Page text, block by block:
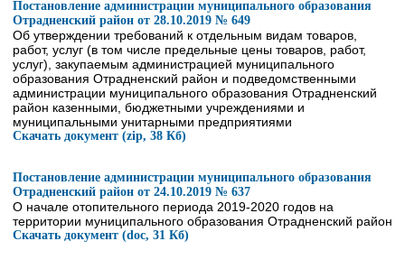
Постановление администрации муниципального образования
Отрадненский район от 28.10.2019 № 649
Об утверждении требований к отдельным видам товаров,
работ, услуг (в том числе предельные цены товаров, работ,
услуг), закупаемым администрацией муниципального
образования Отрадненский район и подведомственными
администрации муниципального образования Отрадненский
район казенными, бюджетными учреждениями и
муниципальными унитарными предприятиями
Скачать документ (zip, 38 Кб)
Постановление администрации муниципального образования
Отрадненский район от 24.10.2019 № 637
О начале отопительного периода 2019-2020 годов на
территории муниципального образования Отрадненский район
Скачать документ (doc, 31 Кб)